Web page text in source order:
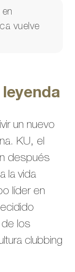
vuelve
un nuevo
KU, el
después
la vida
líder en
los
clubbing